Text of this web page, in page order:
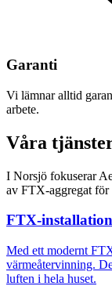
Garanti
Vi lämnar alltid
arbete.
Våra
I Norsjö fokuserar
av FTX-aggregat för
FTX-installation
Med ett modernt
värmeåtervinning.
luften i hela huset.